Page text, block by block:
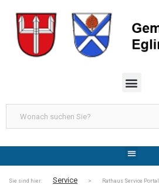
Sie sind hier: Service > Rathaus Service Portal